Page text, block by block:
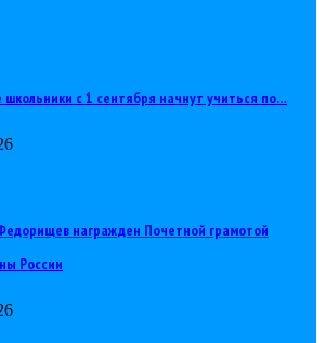
школьники с 1 сентября начнут учиться по…
награжден Почетной грамотой
России